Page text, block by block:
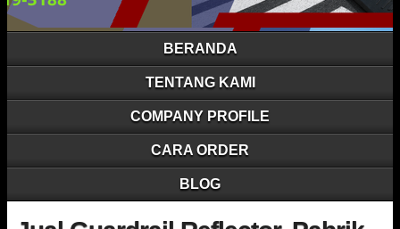
BERANDA
TENTANG KAMI
COMPANY PROFILE
CARA ORDER
BLOG